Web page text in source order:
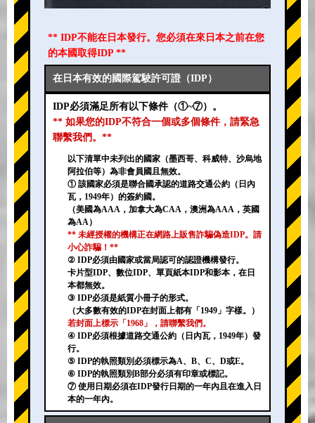
** IDP不能在日本發行。您必須在來日本之前在您
的本國取得IDP **
在日本有效的國際駕駛許可證（IDP）
IDP必須滿足所有以下條件（①~⑦）。
** 如果您的IDP不符合一個或多個條件，請緊急
聯繫我們。**
以下清單中未列出的國家（墨西哥、科威特、沙烏地
阿拉伯等）為非會員國且無效。
① 該國家必須是聯合國承認的道路交通公約（日內
瓦，1949年）的簽約國。
（美國為AAA，加拿大為CAA，澳洲為AAA，英國
為AA）
** 未經授權的機構正在網路上販售詐騙偽造IDP。請
小心詐騙！**
② IDP必須由國家或當局認可的認證機構發行。
卡片型IDP、數位IDP、單頁紙本IDP和影本，在日
本都無效。
③ IDP必須是紙質小冊子的形式。
（大多數有效的IDP在封面上都有「1949」字樣。）
若封面上標示「1968」，請聯繫我們。
④ IDP必須根據道路交通公約（日內瓦，1949年）發
行。
⑤ IDP的執照類別必須標示為A、B、C、D或E。
⑥ IDP的執照類別B部分必須有印章或標記。
⑦ 使用日期必須在IDP發行日期的一年內且在進入日
本的一年內。